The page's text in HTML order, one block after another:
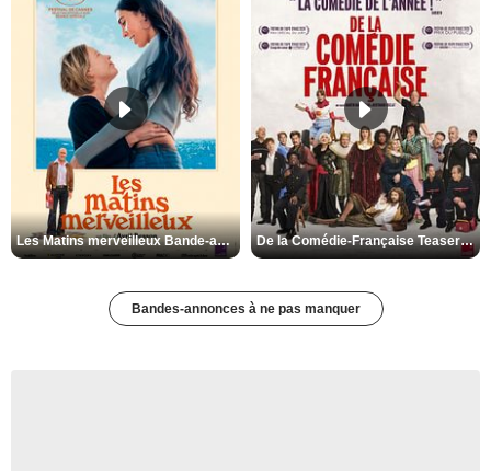
Les Matins merveilleux Bande-annonce VF De la Comédie-Française Teaser VF
Bandes-annonces à ne pas manquer